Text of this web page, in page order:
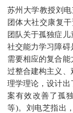
苏州大学教授刘
团体大社交康复
团队关于孤独症儿
社交能力学习障
需要相应的复合
过整合建构主义
理学理论，设计
案有效改善了孤
等)。刘电芝指出